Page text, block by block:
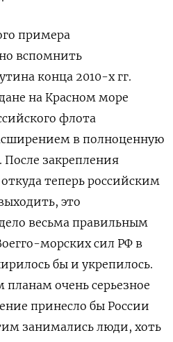
примера
вспомнить
конца 2010-х гг.
на Красном море
флота
в полноценную
закрепления
теперь российским
это
весьма правильным
морских сил РФ в
бы и укрепилось.
очень серьезное
принесло бы России
занимались люди, хоть